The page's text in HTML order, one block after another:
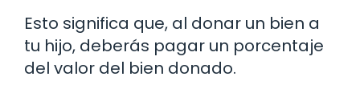
Esto significa que, al donar un bien a
tu hijo, deberás pagar un porcentaje
del valor del bien donado.